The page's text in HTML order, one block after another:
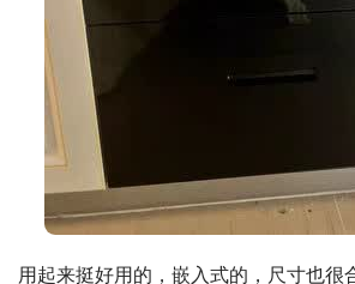
用起来挺好用的，嵌入式的，尺寸也很